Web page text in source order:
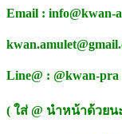
Email : info@kwan-
Line@ : @kwan-pra
( ใส่ @ นำหน้าด้วยน